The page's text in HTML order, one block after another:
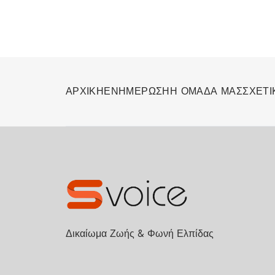
ΑΡΧΙΚΗΕΝΗΜΕΡΩΣΗΗ ΟΜΑΔΑ ΜΑΣ
Δικαίωμα Ζωής & Φωνή Ελπίδας